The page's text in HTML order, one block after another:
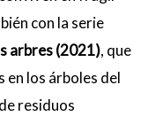
con la serie
arbres (2021), que
los árboles del
residuos